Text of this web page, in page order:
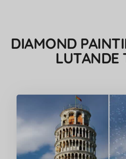
DIAMOND
LUTANDE